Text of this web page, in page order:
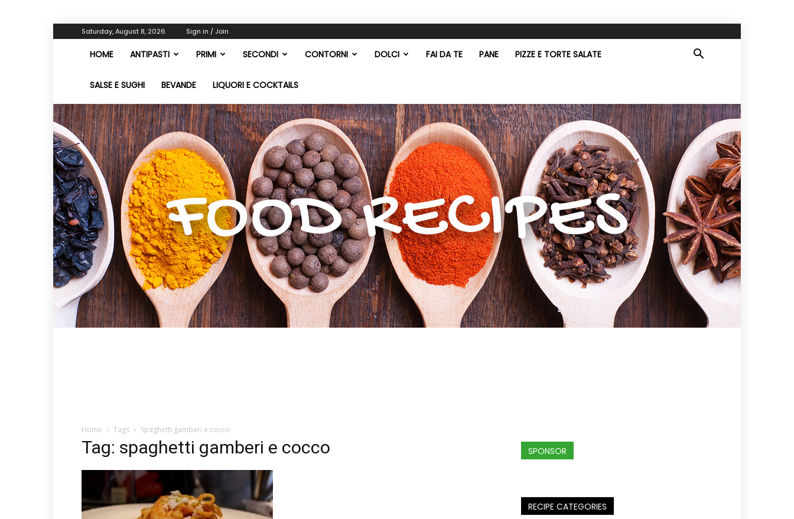
Saturday, August 8, 2026 Sign in / Join
HOME ANTIPASTI PRIMI SECONDI CONTORNI DOLCI FAI DA TE PANE PIZZE E TORTE SALATE
SALSE E SUGHI BEVANDE LIQUORI E COCKTAILS
Home Tags Spaghetti gamberi e cocco
Tag: spaghetti gamberi e cocco SPONSOR
RECIPE CATEGORIES